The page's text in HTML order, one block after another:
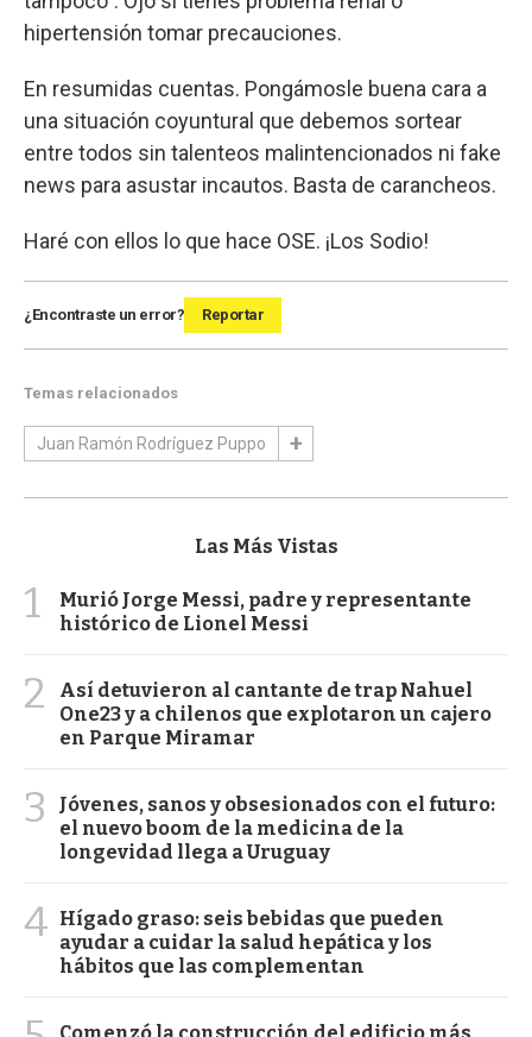
hipertensión tomar precauciones.
En resumidas cuentas. Pongámosle buena cara a
una situación coyuntural que debemos sortear
entre todos sin talenteos malintencionados ni fake
news para asustar incautos. Basta de carancheos.
Haré con ellos lo que hace OSE. ¡Los Sodio!
¿Encontraste un error? Reportar
Temas relacionados
Juan Ramón Rodríguez Puppo
Las Más Vistas
1
Murió Jorge Messi, padre y representante
histórico de Lionel Messi
2
Así detuvieron al cantante de trap Nahuel
One23 y a chilenos que explotaron un cajero
en Parque Miramar
3
Jóvenes, sanos y obsesionados con el futuro:
el nuevo boom de la medicina de la
longevidad llega a Uruguay
4 Hígado graso: seis bebidas que pueden
ayudar a cuidar la salud hepática y los
hábitos que las complementan